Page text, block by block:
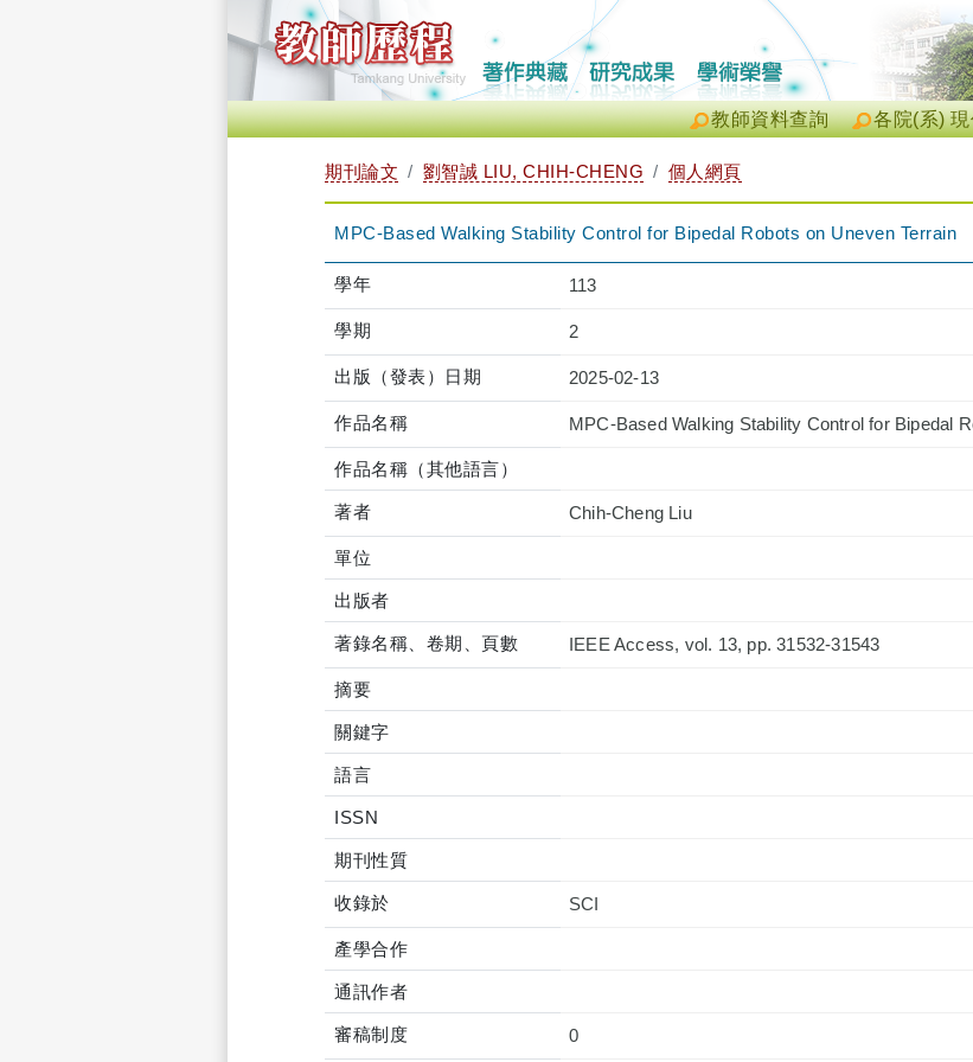
各院(系)
教師資料查詢
期刊論文 劉智誠 LIU, CHIH-CHENG 個人網頁
MPC-Based Walking Stability Control for Bipedal Robots on Uneven Terrain
學年 113
學期 2
出版（發表）日期 2025-02-13
作品名稱 MPC-Based Walking Stability Control for Bipedal
作品名稱（其他語言）
著者 Chih-Cheng Liu
單位
出版者
著錄名稱、卷期、頁數 IEEE Access, vol. 13, pp. 31532-31543
摘要
關鍵字
語言
ISSN
期刊性質
收錄於
產學合作
通訊作者
審稿制度 0